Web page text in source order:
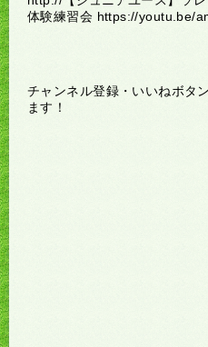
体験練習会 https://youtu.be/
チャンネル登録・いいねボタ
ます！